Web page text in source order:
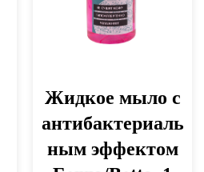
Жидкое мыло с
антибактериаль
ным эффектом